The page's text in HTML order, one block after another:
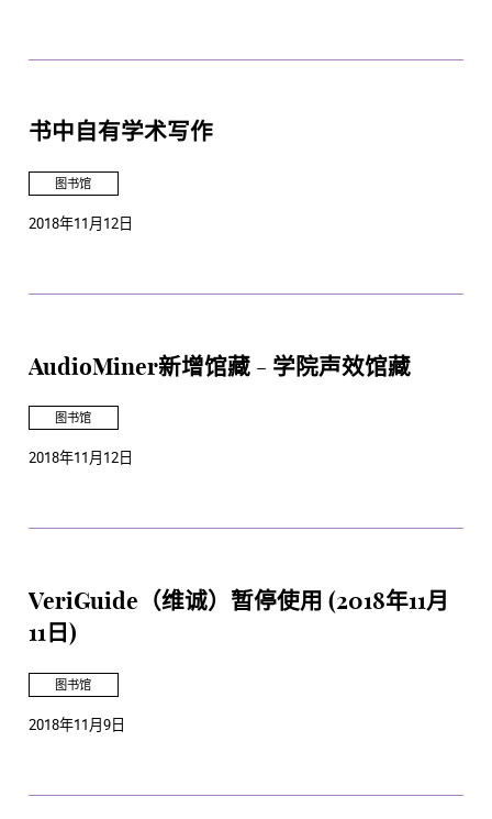
书中自有学术写作
图书馆
2018年11月12日
AudioMiner新增馆藏 - 学院声效馆藏
图书馆
2018年11月12日
VeriGuide（维诚）暂停使用 (2018年11月
11日)
图书馆
2018年11月9日